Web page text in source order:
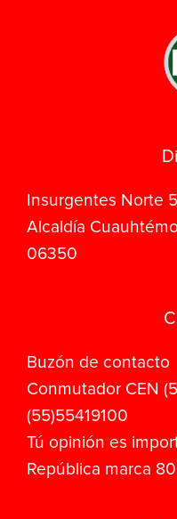
Insurgentes Norte
Alcaldía
06350
Buzón de contacto
Conmutador CEN
(55)55419100
Tú opinión es
República marca